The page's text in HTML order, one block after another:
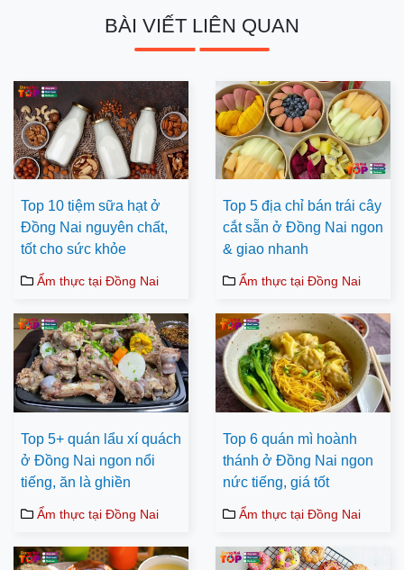
BÀI VIẾT LIÊN QUAN
Top 10 tiệm sữa hạt ở
Đồng Nai nguyên chất,
tốt cho sức khỏe
Ẩm thực tại Đồng Nai
Top 5 địa chỉ bán trái cây
cắt sẵn ở Đồng Nai ngon
& giao nhanh
Ẩm thực tại Đồng Nai
Top 5+ quán lẩu xí quách
ở Đồng Nai ngon nổi
tiếng, ăn là ghiền
Ẩm thực tại Đồng Nai
Top 6 quán mì hoành
thánh ở Đồng Nai ngon
nức tiếng, giá tốt
Ẩm thực tại Đồng Nai